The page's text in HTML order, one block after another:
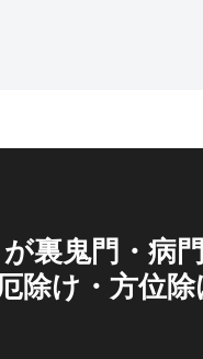
が裏鬼門・病
除け・方位